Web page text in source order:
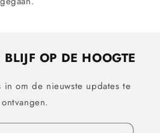
OP DE HOOGTE
in om de nieuwste updates te
ontvangen.